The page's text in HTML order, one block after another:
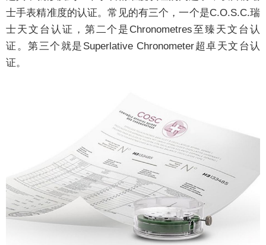
士手表精准度的认证。常见的有三个，一个是C.O.S.C.瑞
士天文台认证，第二个是Chronometres至臻天文台认
证。第三个就是Superlative Chronometer超卓天文台认
证。